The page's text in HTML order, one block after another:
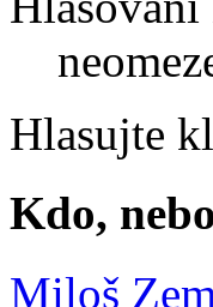
Hlasujte
Kdo,
Miloš